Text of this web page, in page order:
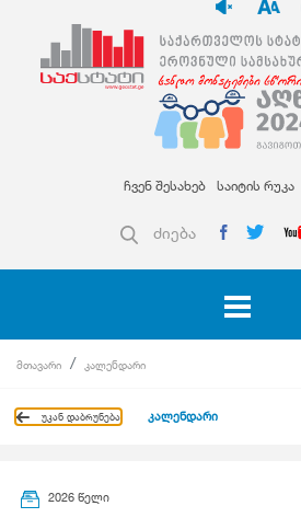
ჩვენ შესახებ საიტის რუკა
ძიება
მთავარი კალენდარი
უკან დაბრუნება კალენდარი
2026 წელი